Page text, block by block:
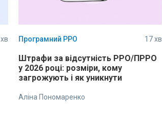
Програмний РРО 17 хв
Штрафи за відсутність РРО/ПРРО
у 2026 році: розміри, кому
загрожують і як уникнути
Аліна Пономаренко